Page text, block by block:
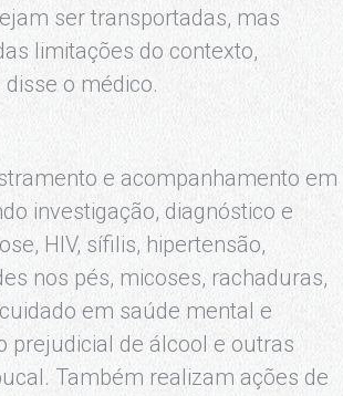
ser transportadas, mas
limitações do contexto,
o médico.
e acompanhamento em
investigação, diagnóstico e
HIV, sífilis, hipertensão,
nos pés, micoses, rachaduras,
em saúde mental e
prejudicial de álcool e outras
Também realizam ações de